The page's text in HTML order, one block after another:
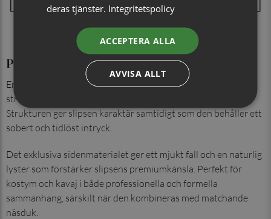
Produktinformation
En klassisk enfärgad slips i 100% siden med en fin smårutig
struktur som skapar ett elegant och balanserat uttryck.
Strukturen ger slipsen karaktär samtidigt som den behåller ett
sobert och tidlöst intryck.
Det exklusiva sidenmaterialet ger ett mjukt fall och en naturlig
lyster som förstärker slipsens premiumkänsla. Perfekt för
kostym och kavaj i både professionella och formella
sammanhang, särskilt när den kombineras med matchande
näsduk.
deras tjänster. Integritetspolicy
ACCEPTERA ALLA
AVVISA ALLT